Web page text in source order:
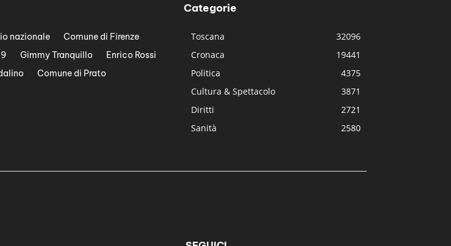
nazionale
Comune di Firenze
Gimmy Tranquillo
Enrico Rossi
Comune di Prato
Categorie
Toscana
32096
Cronaca
19441
Politica
4375
Cultura & Spettacolo
3871
Diritti
2721
Sanità
2580